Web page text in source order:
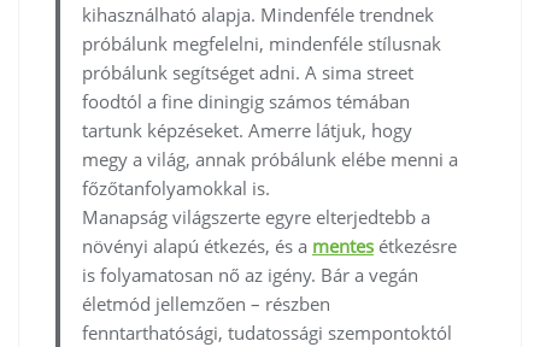
kihasználható alapja. Mindenféle trendnek
próbálunk megfelelni, mindenféle stílusnak
próbálunk segítséget adni. A sima street
foodtól a fine diningig számos témában
tartunk képzéseket. Amerre látjuk, hogy
megy a világ, annak próbálunk elébe menni a
főzőtanfolyamokkal is.
Manapság világszerte egyre elterjedtebb a
növényi alapú étkezés, és a mentesétkezésre
is folyamatosan nő az igény. Bár a vegán
életmód jellemzően – részben
fenntarthatósági, tudatossági szempontoktól